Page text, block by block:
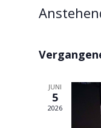
JUNI
5
2026